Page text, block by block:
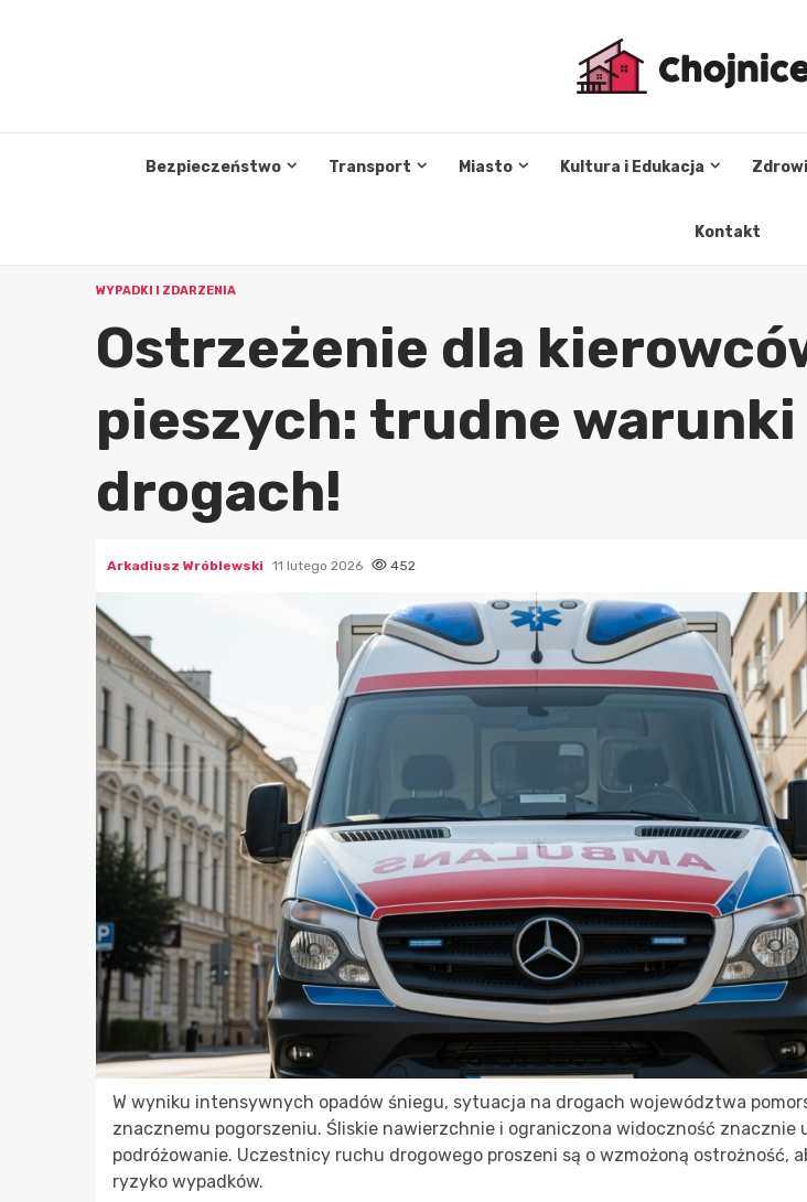
Bezpieczeństwo Transport Miasto Kultura i Edukacja
Kontakt
WYPADKI I ZDARZENIA
Ostrzeżenie dla
pieszych: trudne warunki
drogach!
Arkadiusz Wróblewski 11 lutego 2026 452
W wyniku intensywnych opadów śniegu, sytuacja na drogach województwa
znacznemu pogorszeniu. Śliskie nawierzchnie i ograniczona widoczność znacznie
podróżowanie. Uczestnicy ruchu drogowego proszeni są o wzmożoną ostrożność,
ryzyko wypadków.